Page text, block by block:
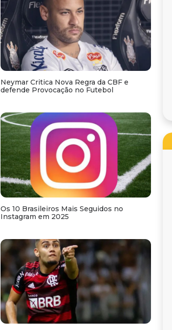
Neymar Critica Nova Regra da CBF e
defende Provocação no Futebol
Os 10 Brasileiros Mais Seguidos no
Instagram em 2025